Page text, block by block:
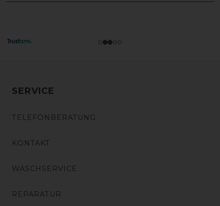
SERVICE
TELEFONBERATUNG
KONTAKT
WASCHSERVICE
REPARATUR